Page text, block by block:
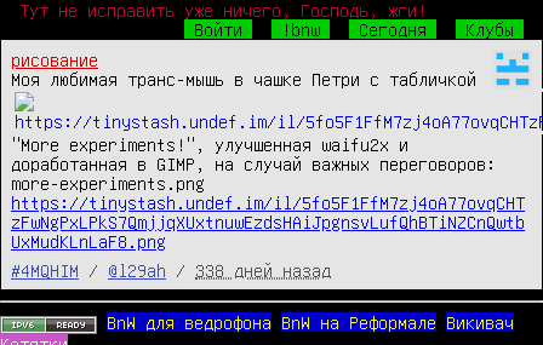
Тут не исправить уже ничего, Господь, жги!
Войти
!bnw Сегодня
Клубы
рисование
Моя любимая транс-мышь в чашке Петри с табличкой
"More experiments!", улучшенная waifu2x и
доработанная в GIMP, на случай важных переговоров:
https://tinystash.undef.im/il/5fo5F1FfM7zj4oA77ovqCHT
zFwNgPxLPkS7QmjjqXUxtnuwEzdsHAiJpgnsvLufQhBTiNZCnQwtb
UxMudKLnLaF8.png
#4MQHIM
/ @l29ah / 338 дней назад
BnW для ведрофона BnW на Реформале
Викивач